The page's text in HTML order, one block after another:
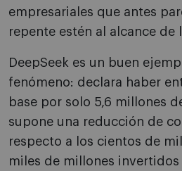
empresariales que antes
repente estén al alcance de
DeepSeek es un buen
fenómeno: declara haber
base por solo 5,6 millones
supone una reducción de
respecto a los cientos de
miles de millones invertidos